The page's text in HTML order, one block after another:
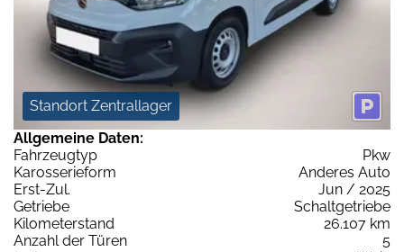
Standort Zentrallager
Allgemeine Daten:
Fahrzeugtyp
Pkw
Karosserieform
Anderes Auto
Erst-Zul.
Jun / 2025
Getriebe
Schaltgetriebe
Kilometerstand
26.107 km
Anzahl der Türen
5